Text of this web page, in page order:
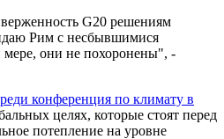
G20 решениям
Рим с несбывшимися
они не похоронены", -
конференция по климату в
целях, которые стоят перед
потепление на уровне